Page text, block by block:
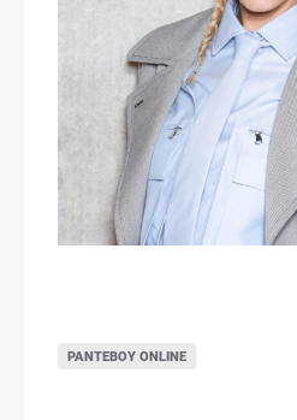
ΡΑΝΤΕΒΟΎ ONLINE